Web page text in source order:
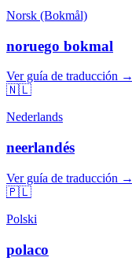
Norsk (Bokmål)
noruego bokmal
Ver guía de traducción →
🇳🇱
Nederlands
neerlandés
Ver guía de traducción →
🇵🇱
Polski
polaco